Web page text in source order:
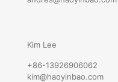
Kim Lee
+86-13926906062
kim@haoyinbao.com